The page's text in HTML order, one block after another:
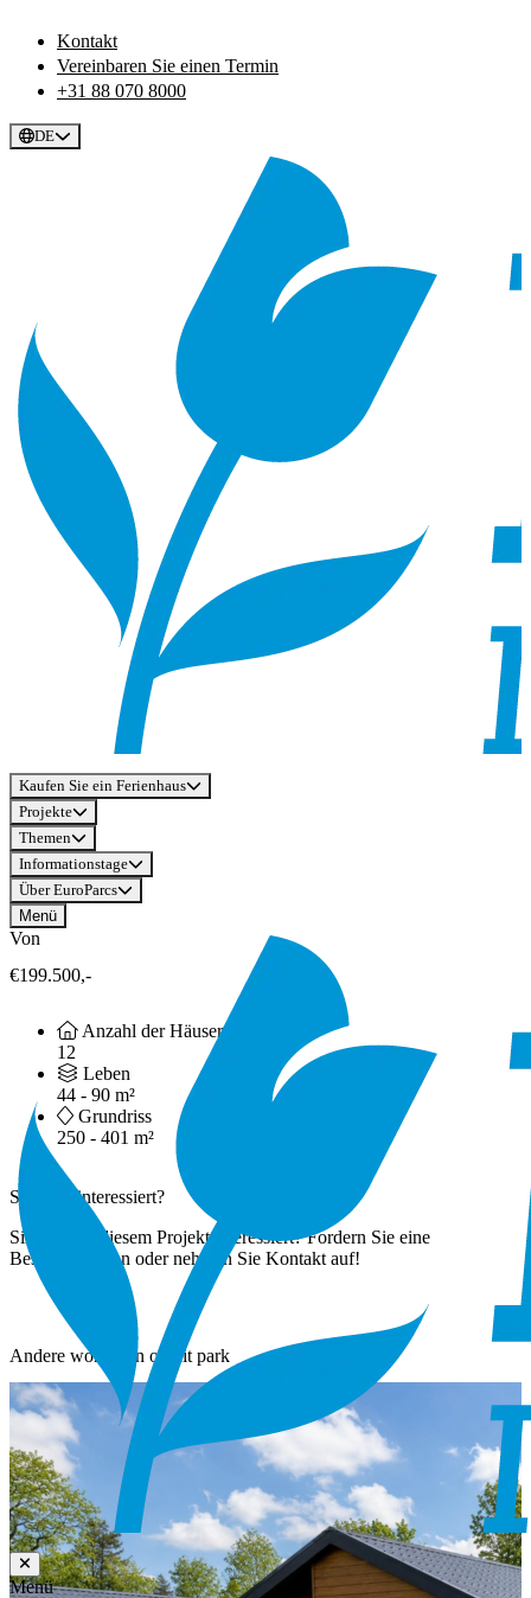
Kontakt
Vereinbaren Sie einen Termin
+31 88 070 8000
DE
Kaufen Sie ein Ferienhaus
Projekte
Themen
Informationstage
Über EuroParcs
Menü
Menü
Von
€199.500,-
Anzahl der Häuser
12
Leben
44 - 90 m²
Grundriss
250 - 401 m²
Sind Sie interessiert?
Sind Sie an diesem Projekt interessiert? Fordern Sie eine
Besichtigung an oder nehmen Sie Kontakt auf!
Andere woningen op dit park